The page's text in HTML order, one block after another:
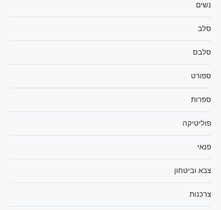
נשים
סלב
סלבס
ספורט
ספרות
פוליטיקה
פנאי
צבא וביטחון
צרכנות